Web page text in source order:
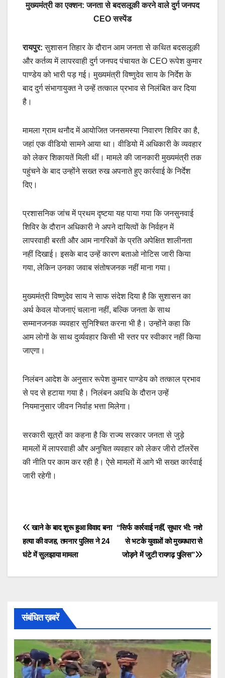
मुख्यमंत्री का एक्शन: जनता से बदसलूकी करने वाले दुर्ग जनपद
CEO सस्पेंड
रायपुर: सुशासन तिहार के दौरान आम जनता से कथित बदसलूकी
और कर्तव्य में लापरवाही दुर्ग जनपद पंचायत के CEO रूपेश कुमार
पाण्डेय को भारी पड़ गई। मुख्यमंत्री विष्णुदेव साय के निर्देश के
बाद दुर्ग संभागायुक्त ने उन्हें तत्काल प्रभाव से निलंबित कर दिया
है।
मामला ग्राम थनौद में आयोजित जनसमस्या निवारण शिविर का है,
जहां एक वीडियो सामने आया था। वीडियो में अधिकारी के व्यवहार
को लेकर शिकायतें मिली थीं। मामले की जानकारी मुख्यमंत्री तक
पहुंचने के बाद उन्होंने सख्त रुख अपनाते हुए कार्रवाई के निर्देश
दिए।
प्रशासनिक जांच में प्रथम दृष्टया यह पाया गया कि जनसुनवाई
शिविर के दौरान अधिकारी ने अपने दायित्वों के निर्वहन में
लापरवाही बरती और आम नागरिकों के प्रति अपेक्षित शालीनता
नहीं दिखाई। इसके बाद उन्हें कारण बताओ नोटिस जारी किया
गया, लेकिन उनका जवाब संतोषजनक नहीं माना गया।
मुख्यमंत्री विष्णुदेव साय ने साफ संदेश दिया है कि सुशासन का
अर्थ केवल योजनाएं चलाना नहीं, बल्कि जनता के साथ
सम्मानजनक व्यवहार सुनिश्चित करना भी है। उन्होंने कहा कि
आम लोगों के साथ दुर्व्यवहार किसी भी स्तर पर स्वीकार नहीं किया
जाएगा।
निलंबन आदेश के अनुसार रूपेश कुमार पाण्डेय को तत्काल प्रभाव
से पद से हटाया गया है। निलंबन अवधि के दौरान उन्हें
नियमानुसार जीवन निर्वाह भत्ता मिलेगा।
सरकारी सूत्रों का कहना है कि राज्य सरकार जनता से जुड़े
मामलों में लापरवाही और अनुचित व्यवहार को लेकर जीरो टॉलरेंस
की नीति पर काम कर रही है। ऐसे मामलों में आगे भी सख्त कार्रवाई
जारी रहेगी।
Post
navigation
“सिर्फ कार्रवाई नहीं, सुधार भी: नशे
से भटके युवाओं को मुख्यधारा से
जोड़ने में जुटी रायगढ़ पुलिस”
खाने के बाद शुरू हुआ विवाद बना
हत्या की वजह, तमनार पुलिस ने 24
घंटे में सुलझाया मामला
संबंधित ख़बरें